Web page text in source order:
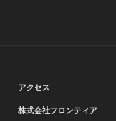
アクセス
株式会社フロンティア